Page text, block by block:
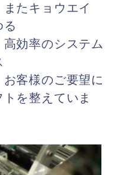
たキョウエイ
る
効率のシステム
客様のご要望に
を整えていま